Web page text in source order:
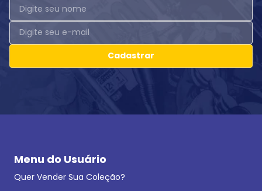
Cadastrar
Menu do Usuário
Quer Vender Sua Coleção?